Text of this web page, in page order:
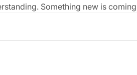
Something new is